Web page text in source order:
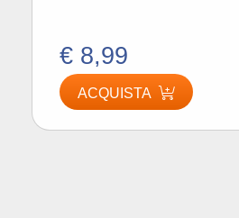
€ 8,99
ACQUISTA